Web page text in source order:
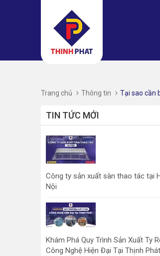
Trang chủ Thông tin Tại sao cần
TIN TỨC MỚI
Công ty sản xuất sàn thao tác tại
Nội
Khám Phá Quy Trình Sản Xuất Ty
Công Nghệ Hiện Đại Tại Thịnh Phát